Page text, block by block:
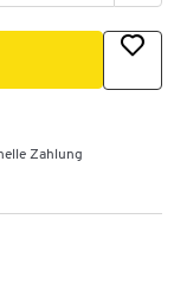
Zahlung